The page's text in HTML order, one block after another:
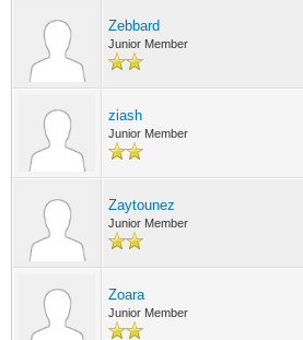
Zebbard
Junior Member
ziash
Junior Member
Zaytounez
Junior Member
Zoara
Junior Member